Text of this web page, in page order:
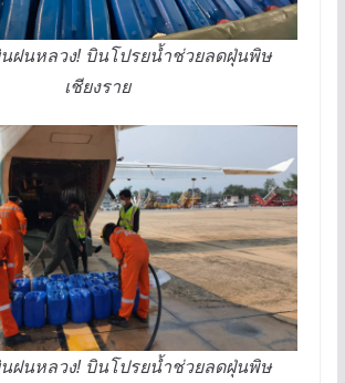
นฝนหลวง! บินโปรยน้ำช่วยลดฝุ่นพิษ
เชียงราย
นฝนหลวง! บินโปรยน้ำช่วยลดฝุ่นพิษ